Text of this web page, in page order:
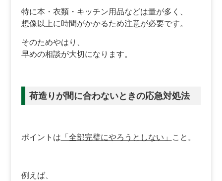
特に本・衣類・キッチン用品などは量が多く、
想像以上に時間がかかるため注意が必要です。
そのためやはり、
早めの相談が大切になります。
荷造りが間に合わないときの応急対処法
ポイントは 「全部完璧にやろうとしない」 こと。
例えば、